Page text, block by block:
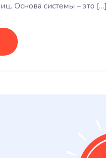
Основа системы – это